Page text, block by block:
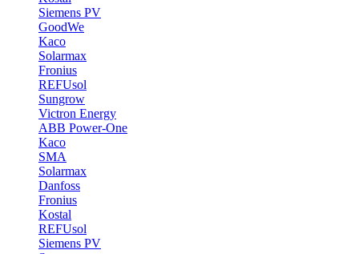
Siemens PV
GoodWe
Kaco
Solarmax
Fronius
REFUsol
Sungrow
Victron Energy
ABB Power-One
Kaco
SMA
Solarmax
Danfoss
Fronius
Kostal
REFUsol
Siemens PV